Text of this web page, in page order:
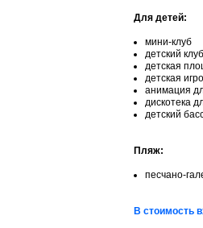
Для детей:
мини-клуб
детский клуб
детская
детская
анимация
дискотека
детский
Пляж:
песчано-
В стоимость